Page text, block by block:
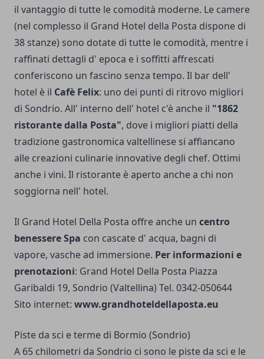
il vantaggio di tutte le comodità moderne. Le camere
(nel complesso il Grand Hotel della Posta dispone di
38 stanze) sono dotate di tutte le comodità, mentre i
raffinati dettagli d' epoca e i soffitti affrescati
conferiscono un fascino senza tempo. Il bar dell'
hotel è il Cafè Felix: uno dei punti di ritrovo migliori
di Sondrio. All' interno dell' hotel c'è anche il "1862
ristorante dalla Posta", dove i migliori piatti della
tradizione gastronomica valtellinese si affiancano
alle creazioni culinarie innovative degli chef. Ottimi
anche i vini. Il ristorante è aperto anche a chi non
soggiorna nell' hotel.
Il Grand Hotel Della Posta offre anche un centro
benessere Spa con cascate d' acqua, bagni di
vapore, vasche ad immersione. Per informazioni e
prenotazioni: Grand Hotel Della Posta Piazza
Garibaldi 19, Sondrio (Valtellina) Tel. 0342-050644
Sito internet: www.grandhoteldellaposta.eu
Piste da sci e terme di Bormio (Sondrio)
A 65 chilometri da Sondrio ci sono le piste da sci e le